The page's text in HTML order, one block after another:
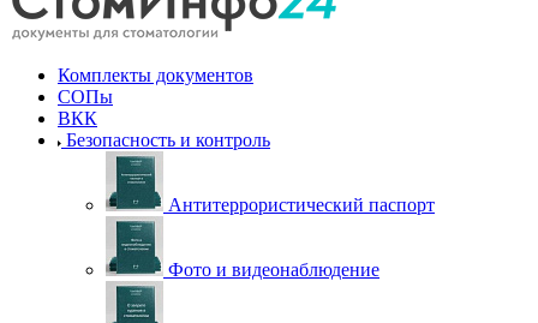
Комплекты документов
СОПы
ВКК
Безопасность и контроль
Антитеррористический паспорт
Фото и видеонаблюдение